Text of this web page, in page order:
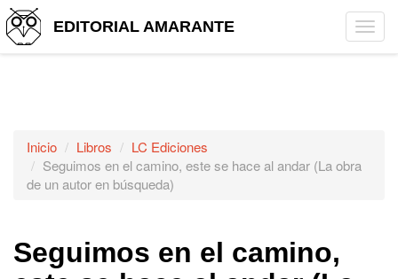
EDITORIAL AMARANTE
Inicio Libros
LC Ediciones
Seguimos en el camino, este se hace al andar (La obra
de un autor en búsqueda)
Seguimos en el camino,